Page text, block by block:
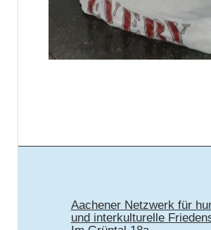
Aachener Netzwerk für
und interkulturelle